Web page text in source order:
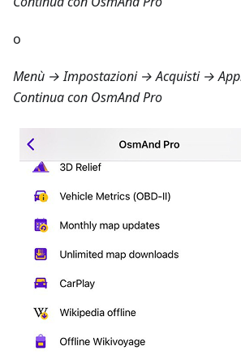
o
Menù → Impostazioni → Acquisti →
Continua con OsmAnd Pro